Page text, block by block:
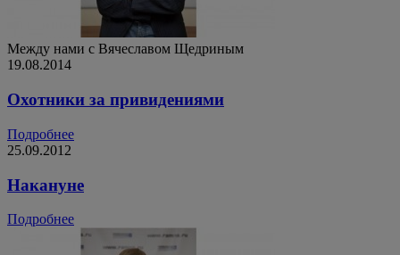
Между нами с Вячеславом Щедриным
19.08.2014
Охотники за привидениями
Подробнее
25.09.2012
Накануне
Подробнее